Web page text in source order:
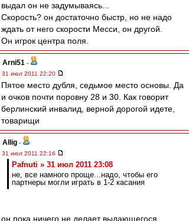
выдал он не задумываясь...
Скорость? он достаточно быстр, но не надо
ждать от него скорости Месси, он другой.
Он игрок центра поля.
Arni51 -
31 июл 2011 22:20
Пятое место дубля, седьмое место основы. Да
и очков почти поровну 28 и 30. Как говорит
берлинский инвалид, верной дорогой идете,
товарищи
Allig -
31 июл 2011 22:16
Pafnuti » 31 июл 2011 23:08
не, все намного проще...надо, чтобы его
партнеры могли играть в 1-2 касания
он пока ничего не делает выдающегося.